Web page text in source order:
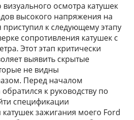
осмотра катушек
высокого напряжения на
к следующему этапу
сопротивления катушек с
Этот этап критически
выявить скрытые
не видны
Перед началом
к руководству по
спецификации
зажигания моего Ford